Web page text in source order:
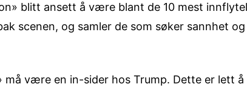
blitt ansett å være blant de 10 mest
scenen, og samler de som søker sannhet
må være en in-sider hos Trump. Dette er lett